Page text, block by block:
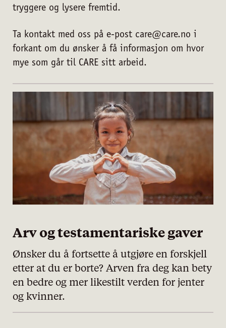
tryggere og lysere fremtid.
Ta kontakt med oss på e-post care@care.no i
forkant om du ønsker å få informasjon om hvor
mye som går til CARE sitt arbeid.
Arv og testamentariske gaver
Ønsker du å fortsette å utgjøre en forskjell
etter at du er borte? Arven fra deg kan bety
en bedre og mer likestilt verden for jenter
og kvinner.